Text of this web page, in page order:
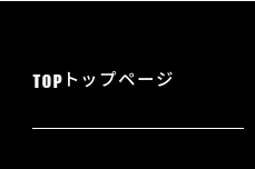
TOPトップページ